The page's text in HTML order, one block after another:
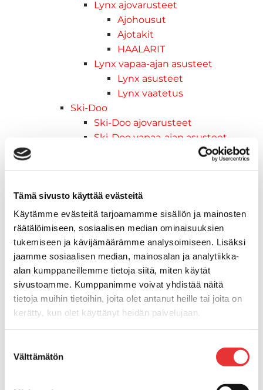
Tämä sivusto käyttää evästeitä
Käytämme evästeitä tarjoamamme sisällön ja mainosten
räätälöimiseen, sosiaalisen median ominaisuuksien
tukemiseen ja kävijämäärämme analysoimiseen. Lisäksi
jaamme sosiaalisen median, mainosalan ja analytiikka-
alan kumppaneillemme tietoja siitä, miten käytät
sivustoamme. Kumppanimme voivat yhdistää näitä
tietoja muihin tietoihin, joita olet antanut heille tai joita on
kerätty, kun olet käyttänyt heidän palvelujaan.
valinta
Välttämätön
Lynx ajovarusteet
Ajohousut
Ajotakit
HAALARIT
Lynx vapaa-ajan asusteet
Lynx asusteet
Lynx vaatetus
Ski-Doo
Ski-Doo ajovarusteet
Ski-Doo vapaa-ajan asusteet
Variaattorin hihnat
Woody's ohjausraudat
Mönkijät
Can-Am traktorimönkijät
Can-Am traktorimönkijät 2025
Can-Am traktorimönkijät 2026
Can-Am SSV-Mallit
Traxter mallisto
Traxter 2025
Traxter 2026
Mönkijöiden lisävarusteet ja -tarvikkeet